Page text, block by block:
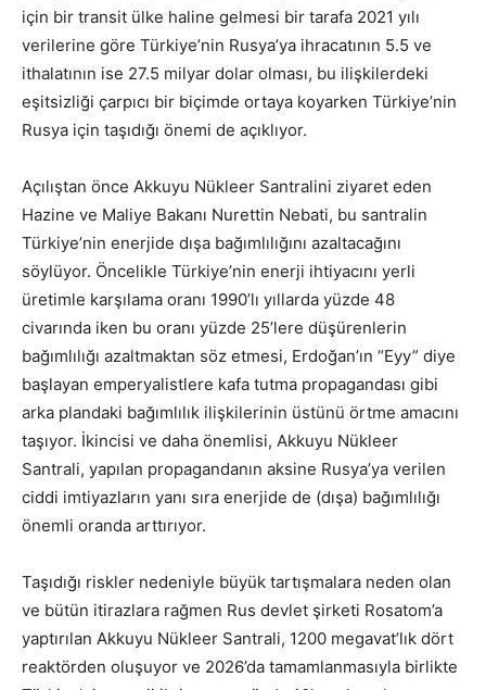
için bir transit ülke haline gelmesi bir tarafa 2021 yılı
verilerine göre Türkiye’nin Rusya’ya ihracatının 5.5 ve
ithalatının ise 27.5 milyar dolar olması, bu ilişkilerdeki
eşitsizliği çarpıcı bir biçimde ortaya koyarken Türkiye’nin
Rusya için taşıdığı önemi de açıklıyor.
Açılıştan önce Akkuyu Nükleer Santralini ziyaret eden
Hazine ve Maliye Bakanı Nurettin Nebati, bu santralin
Türkiye’nin enerjide dışa bağımlılığını azaltacağını
söylüyor. Öncelikle Türkiye’nin enerji ihtiyacını yerli
üretimle karşılama oranı 1990’lı yıllarda yüzde 48
civarında iken bu oranı yüzde 25’lere düşürenlerin
bağımlılığı azaltmaktan söz etmesi, Erdoğan’ın “Eyy” diye
başlayan emperyalistlere kafa tutma propagandası gibi
arka plandaki bağımlılık ilişkilerinin üstünü örtme amacını
taşıyor. İkincisi ve daha önemlisi, Akkuyu Nükleer
Santrali, yapılan propagandanın aksine Rusya’ya verilen
ciddi imtiyazların yanı sıra enerjide de (dışa) bağımlılığı
önemli oranda arttırıyor.
Taşıdığı riskler nedeniyle büyük tartışmalara neden olan
ve bütün itirazlara rağmen Rus devlet şirketi Rosatom’a
yaptırılan Akkuyu Nükleer Santrali, 1200 megavat’lık dört
reaktörden oluşuyor ve 2026’da tamamlanmasıyla birlikte